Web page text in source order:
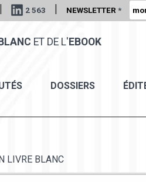
| 2 563 | NEWSLETTER *
ET DE L' EBOOK
DOSSIERS
LIVRE BLANC